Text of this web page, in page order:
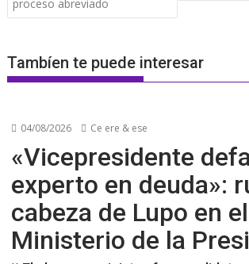
proceso abreviado
Tambíen te puede interesar
04/08/2026 Ce ere & ese
«Vicepresidente
experto en deuda»:
cabeza de Lupo en el
Ministerio de la